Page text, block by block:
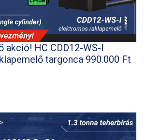
akció! HC CDD12-WS-I
targonca 990.000 Ft